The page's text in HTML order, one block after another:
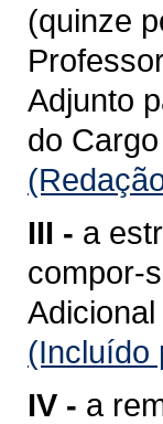
(quinze
Adjunto
do
III - a
compor-
(Incluído
IV - a